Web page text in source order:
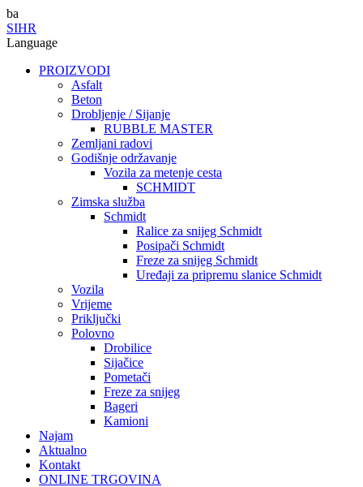
ba
SIHR
Language
PROIZVODI
Asfalt
Beton
Drobljenje / Sijanje
RUBBLE MASTER
Zemljani radovi
Godišnje održavanje
Vozila za metenje cesta
SCHMIDT
Zimska služba
Schmidt
Ralice za snijeg Schmidt
Posipači Schmidt
Freze za snijeg Schmidt
Uređaji za pripremu slanice Schmidt
Vozila
Vrijeme
Priključki
Polovno
Drobilice
Sijačice
Pometači
Freze za snijeg
Bageri
Kamioni
Najam
Aktualno
Kontakt
ONLINE TRGOVINA